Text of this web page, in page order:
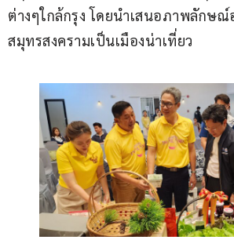
ต่างๆใกล้กรุง โดยนำเสนอภาพลักษณ์
สมุทรสงครามเป็นเมืองน่าเที่ยว